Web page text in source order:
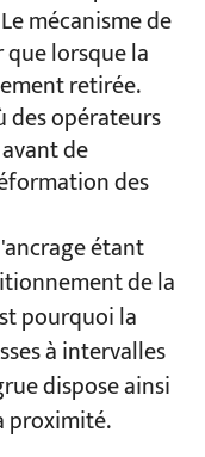
mécanisme de
lorsque la
retirée.
des opérateurs
de
des
étant
de la
pourquoi la
à intervalles
dispose ainsi
proximité.